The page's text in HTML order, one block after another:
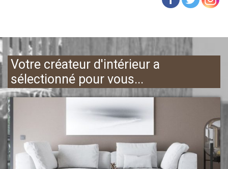
Votre créateur d'intérieur a
sélectionné pour vous...